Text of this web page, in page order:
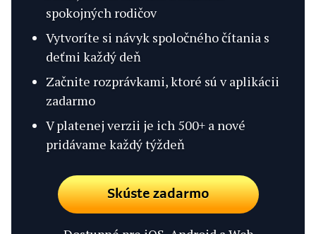
spokojných rodičov
Vytvoríte si návyk spoločného čítania s
deťmi každý deň
Začnite rozprávkami, ktoré sú v aplikácii
zadarmo
V platenej verzii je ich 500+ a nové
pridávame každý týždeň
Skúste zadarmo